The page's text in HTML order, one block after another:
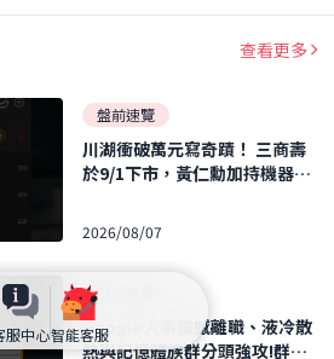
服中心智能客服
查看更多
盤前速覽
川湖衝破萬元寫奇蹟！ 三商壽
於9/1下市，黃仁勳加持機器人
6.08.07
2026/08/07
盤前速覽
Google人事震撼離職、液冷散
熱與記憶體族群分頭強攻!群聯